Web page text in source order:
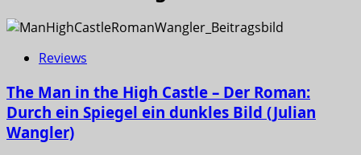
Reviews
The Man in the High Castle – Der Roman:
Durch ein Spiegel ein dunkles Bild (Julian
Wangler)